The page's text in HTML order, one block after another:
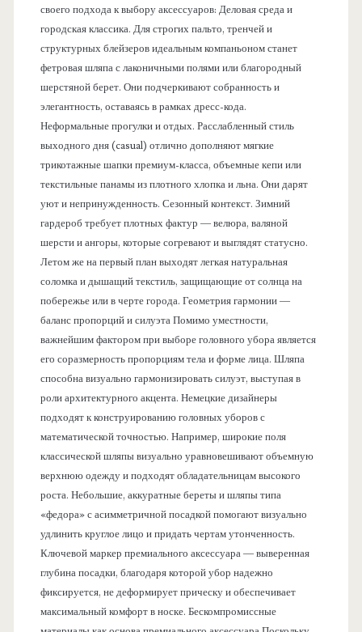
своего подхода к выбору аксессуаров: Деловая среда и
городская классика. Для строгих пальто, тренчей и
структурных блейзеров идеальным компаньоном станет
фетровая шляпа с лаконичными полями или благородный
шерстяной берет. Они подчеркивают собранность и
элегантность, оставаясь в рамках дресс-кода.
Неформальные прогулки и отдых. Расслабленный стиль
выходного дня (casual) отлично дополняют мягкие
трикотажные шапки премиум-класса, объемные кепи или
текстильные панамы из плотного хлопка и льна. Они дарят
уют и непринужденность. Сезонный контекст. Зимний
гардероб требует плотных фактур — велюра, валяной
шерсти и ангоры, которые согревают и выглядят статусно.
Летом же на первый план выходят легкая натуральная
соломка и дышащий текстиль, защищающие от солнца на
побережье или в черте города. Геометрия гармонии —
баланс пропорций и силуэта Помимо уместности,
важнейшим фактором при выборе головного убора является
его соразмерность пропорциям тела и форме лица. Шляпа
способна визуально гармонизировать силуэт, выступая в
роли архитектурного акцента. Немецкие дизайнеры
подходят к конструированию головных уборов с
математической точностью. Например, широкие поля
классической шляпы визуально уравновешивают объемную
верхнюю одежду и подходят обладательницам высокого
роста. Небольшие, аккуратные береты и шляпы типа
«федора» с асимметричной посадкой помогают визуально
удлинить круглое лицо и придать чертам утонченность.
Ключевой маркер премиального аксессуара — выверенная
глубина посадки, благодаря которой убор надежно
фиксируется, не деформирует прическу и обеспечивает
максимальный комфорт в носке. Бескомпромиссные